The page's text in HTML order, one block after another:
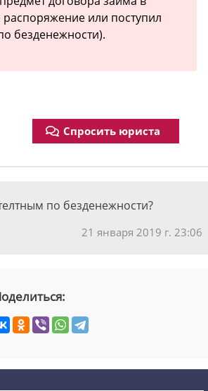
распоряжение или поступил
безденежности).
Спросить юриста
по безденежности?
21 января 2019 г. 23:06